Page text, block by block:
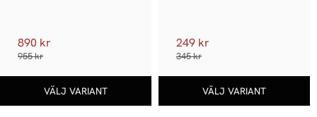
890 kr
955 kr
249 kr
345 kr